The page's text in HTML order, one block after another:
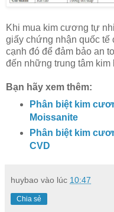
Khi mua kim cương tự
giấy chứng nhận quốc tế
cạnh đó để đảm bảo an
đến những trung tâm kim
Bạn hãy xem thêm:
Phân biệt kim
Moissanite
Phân biệt kim
CVD
huybao vào lúc 10:47
Chia sẻ